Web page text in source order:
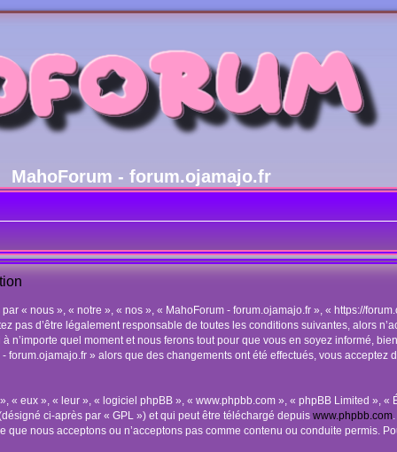
MahoForum - forum.ojamajo.fr
« nous », « notre », « nos », « MahoForum - forum.ojamajo.fr », « https://
pas d’être légalement responsable de toutes les conditions suivantes, alors
n’importe quel moment et nous ferons tout pour que vous en soyez informé,
forum.ojamajo.fr » alors que des changements ont été effectués, vous acceptez
« eux », « leur », « logiciel phpBB », « www.phpbb.com », « phpBB Limited », «
ci-après par « GPL ») et qui peut être téléchargé depuiswww.phpbb.com
que nous acceptons ou n’acceptons pas comme contenu ou conduite permis.